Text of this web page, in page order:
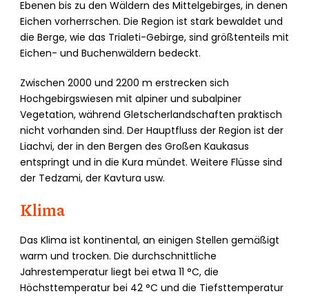
Ebenen bis zu den Wäldern des Mittelgebirges, in denen
Eichen vorherrschen. Die Region ist stark bewaldet und
die Berge, wie das Trialeti-Gebirge, sind größtenteils mit
Eichen- und Buchenwäldern bedeckt.
Zwischen 2000 und 2200 m erstrecken sich
Hochgebirgswiesen mit alpiner und subalpiner
Vegetation, während Gletscherlandschaften praktisch
nicht vorhanden sind. Der Hauptfluss der Region ist der
Liachvi, der in den Bergen des Großen Kaukasus
entspringt und in die Kura mündet. Weitere Flüsse sind
der Tedzami, der Kavtura usw.
Klima
Das Klima ist kontinental, an einigen Stellen gemäßigt
warm und trocken. Die durchschnittliche
Jahrestemperatur liegt bei etwa 11 °C, die
Höchsttemperatur bei 42 °C und die Tiefsttemperatur